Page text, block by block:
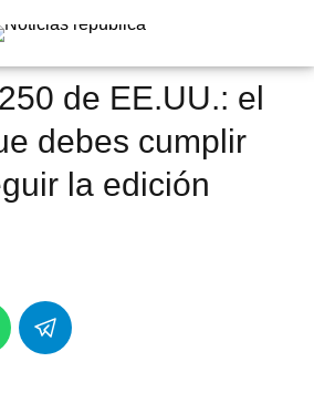
de EE.UU.: el
debes cumplir
la edición